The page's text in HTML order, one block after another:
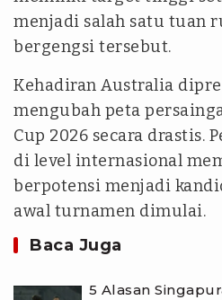
menjadi salah satu tuan
bergengsi tersebut.
Kehadiran Australia
mengubah peta
Cup 2026 secara drastis.
di level internasional
berpotensi menjadi
awal turnamen dimulai.
Baca Juga
5 Alasan